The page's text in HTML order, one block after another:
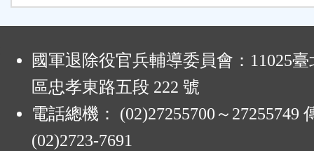
國軍退除役官兵輔導委員會：11025
區忠孝東路五段 222 號
電話總機： (02)27255700～27255749
(02)2723-7691